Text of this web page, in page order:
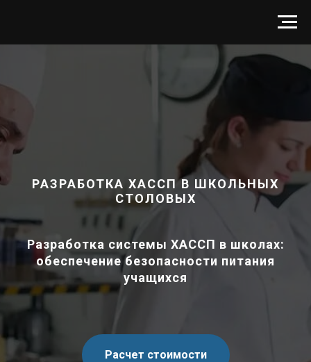
РАЗРАБОТКА ХАССП В ШКОЛЬНЫХ
СТОЛОВЫХ
Разработка системы ХАССП в школах:
обеспечение безопасности питания
учащихся
Расчет стоимости